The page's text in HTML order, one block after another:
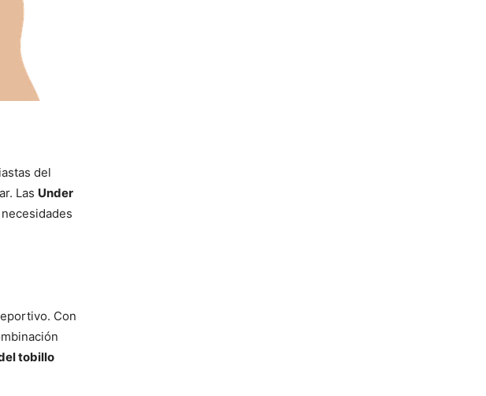
del
Las Under
Con
tobillo